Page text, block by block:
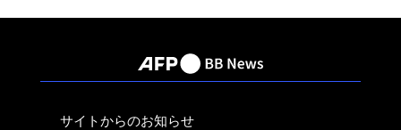
サイトからのお知らせ